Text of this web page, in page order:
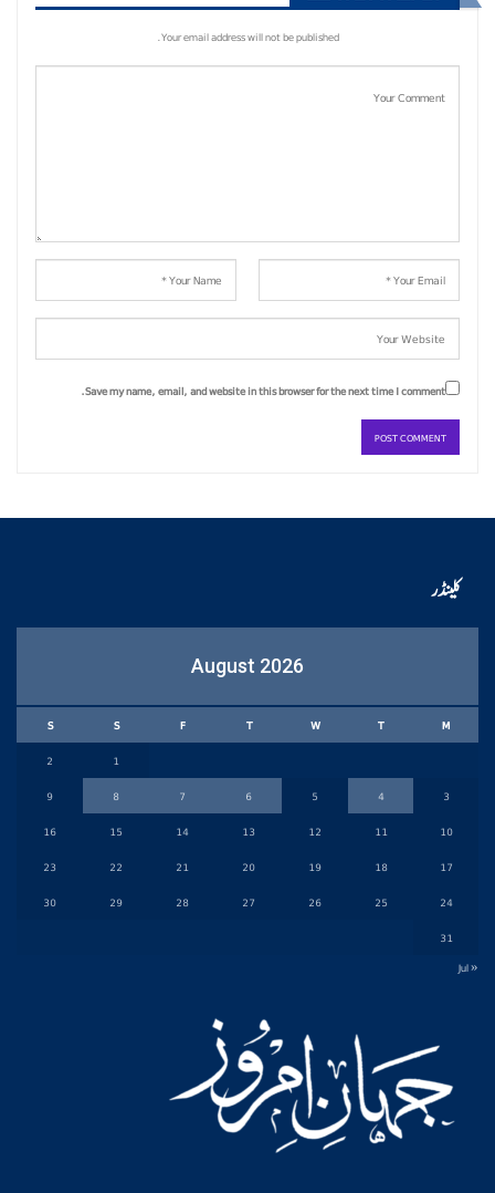
Your email address will not be published.
Save my name, email, and website in this browser for the next time I comment.
کلینڈر
August 2026
M
T
W
T
F
S
S
1
2
3
4
5
6
7
8
9
10
11
12
13
14
15
16
17
18
19
20
21
22
23
24
25
26
27
28
29
30
31
« Jul